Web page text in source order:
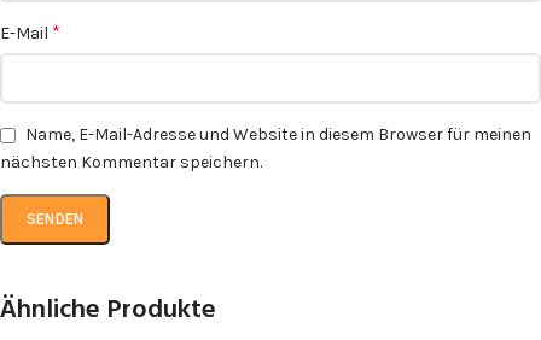
E-Mail *
Name, E-Mail-Adresse und Website in diesem Browser für meinen
nächsten Kommentar speichern.
Ähnliche Produkte